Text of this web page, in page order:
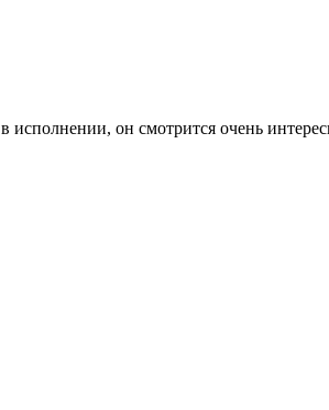
исполнении, он смотрится очень